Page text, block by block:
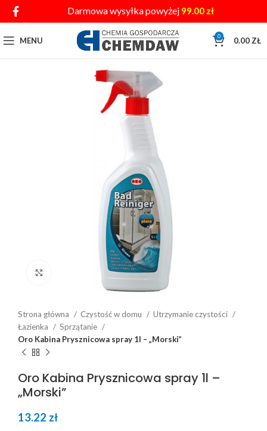
Darmowa wysyłka powyżej 99.00 zł
MENU 0 0.00 ZŁ
Click to enlarge
Strona główna Czystość w domu
Utrzymanie czystości
Łazienka
Sprzątanie
Oro Kabina Prysznicowa spray 1l – „Morski”
Oro Kabina Prysznicowa spray 1l –
„Morski”
13.22 zł